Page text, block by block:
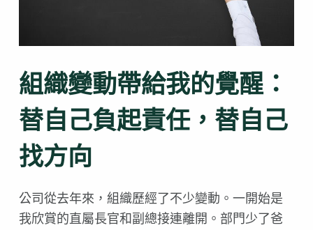
組織變動帶給我的覺醒：
替自己負起責任，替自己
找方向
公司從去年來，組織歷經了不少變動。一開始是
我欣賞的直屬長官和副總接連離開。部門少了爸